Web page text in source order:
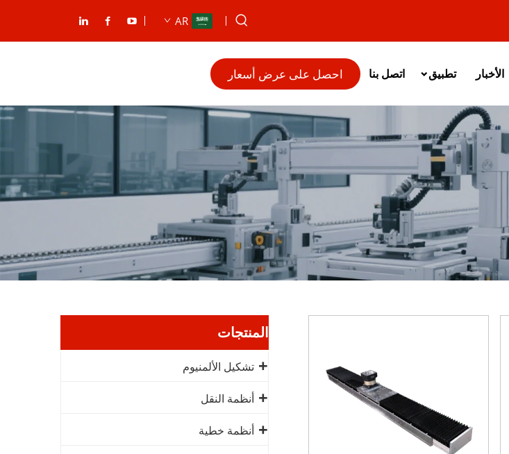
AR
الأخبار تطبيق اتصل بنا احصل على عرض أسعار
المنتجات
تشكيل الألمنيوم
أنظمة النقل
أنظمة خطية